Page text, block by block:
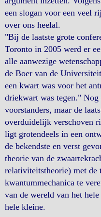
een slogan voor een veel
over ons heelal.
"Bij de laatste grote
Toronto in 2005 werd er
alle aanwezige
de Boer van de
een kwart was voor het
driekwart was tegen." Nog
voorstanders, maar de
overduidelijk verschoven
ligt grotendeels in een
de bekendste en verst
theorie van de
relativiteitstheorie) met de
kwantummechanica te
van de wereld van het
hele kleine.